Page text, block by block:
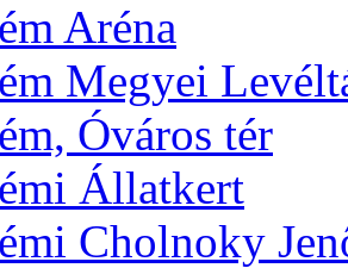
Aréna
Megyei
Óváros tér
Állatkert
Cholnoky